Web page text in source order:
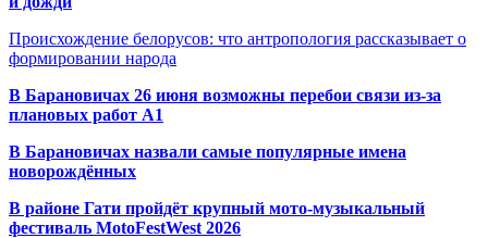
Происхождение белорусов: что антропология рассказывает о
формировании народа
В Барановичах 26 июня возможны перебои связи из-за
плановых работ A1
В Барановичах назвали самые популярные имена
новорождённых
В районе Гати пройдёт крупный мото-музыкальный
фестиваль MotoFestWest 2026